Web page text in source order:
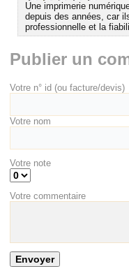
Une imprimerie
depuis des années, car
professionnelle et la
Publier un
Votre n° id (ou facture/devis)
Votre nom
Votre note
Votre commentaire